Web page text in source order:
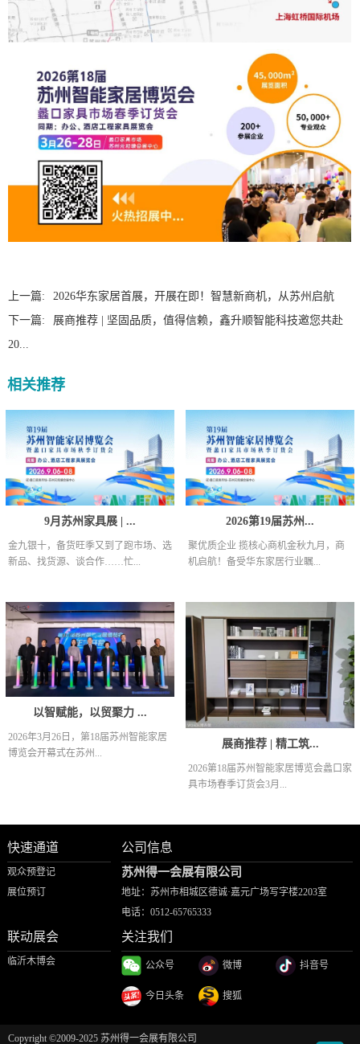
上一篇:
2026华东家居首展，开展在即！智慧新商机，从苏州启航
下一篇:
展商推荐 | 坚固品质，值得信赖，鑫升顺智能科技邀您共赴
20...
相关推荐
9月苏州家具展 | ...
金九银十，备货旺季又到了跑市场、选
新品、找货源、谈合作……忙...
2026第19届苏州...
聚优质企业 揽核心商机金秋九月，商
机启航！备受华东家居行业瞩...
以智赋能，以贸聚力 ...
2026年3月26日，第18届苏州智能家居
博览会开幕式在苏州...
展商推荐 | 精工筑...
2026第18届苏州智能家居博览会蠡口家
具市场春季订货会3月...
快速通道
观众预登记
展位预订
公司信息
苏州得一会展有限公司
地址：苏州市相城区德诚·嘉元广场写字楼2203室
电话： 0512-65765333
联动展会
临沂木博会
关注我们
公众号 微博 抖音号
今日头条 搜狐
Copyright ©2009-2025 苏州得一会展有限公司